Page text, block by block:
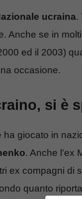
ucraina.
Anche se in
ed il 2003)
occasione.
si è
giocato in
. Anche l’ex
ex compagni di
quanto